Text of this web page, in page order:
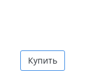
Купить